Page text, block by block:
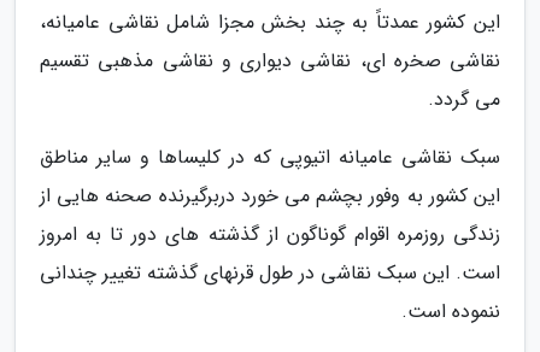
این کشور عمدتاً به چند بخش مجزا شامل نقاشی عامیانه،
نقاشی صخره ای، نقاشی دیواری و نقاشی مذهبی تقسیم
می گردد.
سبک نقاشی عامیانه اتیوپی که در کلیساها و سایر مناطق
این کشور به وفور بچشم می خورد دربرگیرنده صحنه هایی از
زندگی روزمره اقوام گوناگون از گذشته های دور تا به امروز
است. این سبک نقاشی در طول قرنهای گذشته تغییر چندانی
ننموده است.